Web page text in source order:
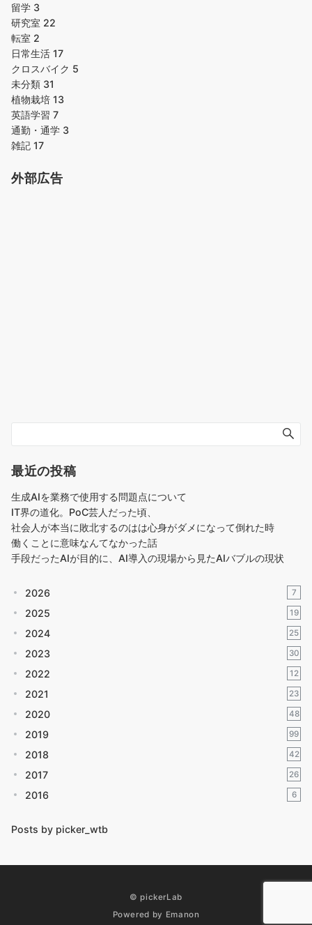
留学 3
研究室 22
転室 2
日常生活 17
クロスバイク 5
未分類 31
植物栽培 13
英語学習 7
通勤・通学 3
雑記 17
外部広告
最近の投稿
生成AIを業務で使用する問題点について
IT界の道化。PoC芸人だった頃、
社会人が本当に敗北するのはは心身がダメになって倒れた時
働くことに意味なんてなかった話
手段だったAIが目的に、AI導入の現場から見たAIバブルの現状
2026 7
2025 19
2024 25
2023 30
2022 12
2021 23
2020 48
2019 99
2018 42
2017 26
2016 6
Posts by picker_wtb
© pickerLab
Powered by Emanon